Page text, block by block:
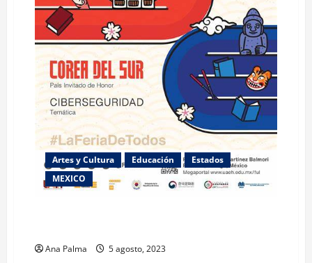
Artes y Cultura Educación
Estados
MEXICO
Ana Palma 5 agosto, 2023